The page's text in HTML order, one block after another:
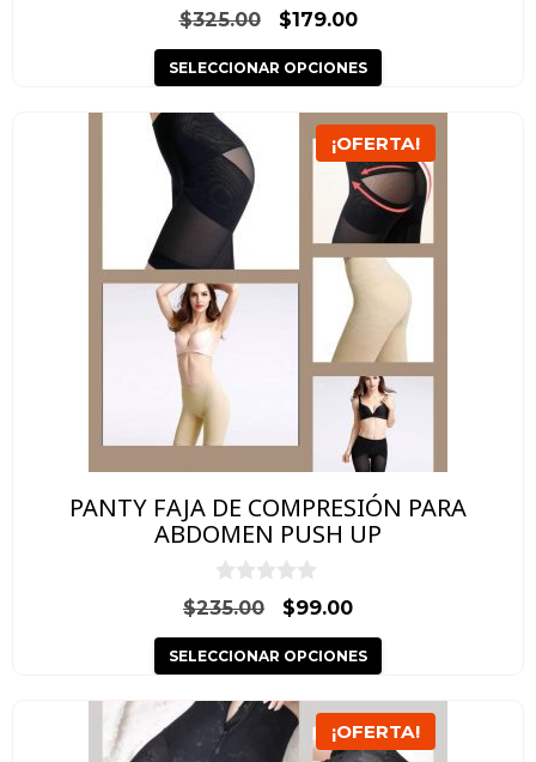
0
d
e
5
$325.00
El
precio
original
era:
$325.00.
$179.00El
precio
actual
es:
$179.00.
SELECCIONAR OPCIONES
¡OFERTA!
PANTY FAJA DE COMPRESIÓN PARA
ABDOMEN PUSH UP
0
d
e
5
$235.00
El
precio
original
era:
$235.00.
$99.00El
precio
actual
es:
$99.00.
SELECCIONAR OPCIONES
variantes.
¡OFERTA!
producto